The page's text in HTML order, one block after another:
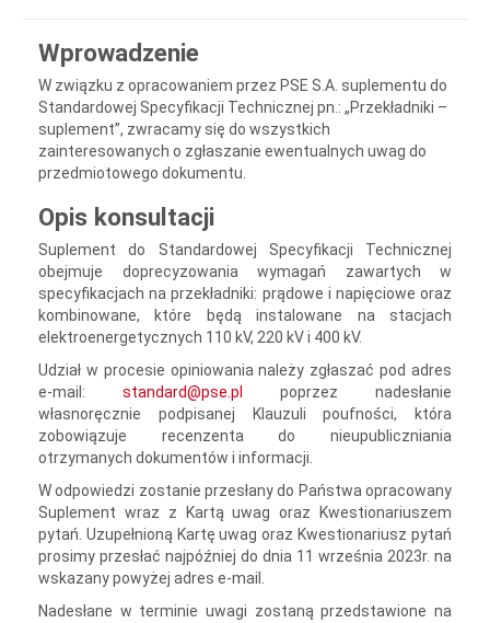
Wprowadzenie
W związku z opracowaniem przez PSE S.A. suplementu do
Standardowej Specyfikacji Technicznej pn.: „Przekładniki –
suplement”, zwracamy się do wszystkich
zainteresowanych o zgłaszanie ewentualnych uwag do
przedmiotowego dokumentu.
Opis konsultacji
Suplement do Standardowej Specyfikacji Technicznej
obejmuje doprecyzowania wymagań zawartych w
specyfikacjach na przekładniki: prądowe i napięciowe oraz
kombinowane, które będą instalowane na stacjach
elektroenergetycznych 110 kV, 220 kV i 400 kV.
Udział w procesie opiniowania należy zgłaszać pod adres
e-mail: standard@pse.pl
poprzez nadesłanie
własnoręcznie podpisanej Klauzuli poufności, która
zobowiązuje recenzenta do nieupubliczniania
otrzymanych dokumentów i informacji.
W odpowiedzi zostanie przesłany do Państwa opracowany
Suplement wraz z Kartą uwag oraz Kwestionariuszem
pytań. Uzupełnioną Kartę uwag oraz Kwestionariusz pytań
prosimy przesłać najpóźniej do dnia 11 września 2023r. na
wskazany powyżej adres e-mail.
Nadesłane w terminie uwagi zostaną przedstawione na